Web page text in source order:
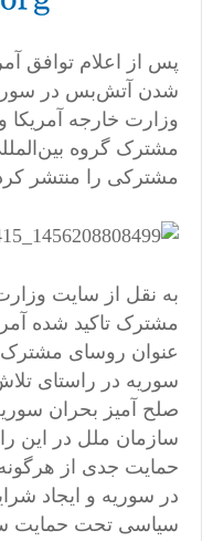
پس از اعلام توافق
وزارت خارجه آمریکا
مشترک گروه
مشترکی را منتشر
به نقل از سایت وزارت
مشترک تاکید شده
عنوان روسای مشترک
سوریه در راستای
صلح آمیز بحران
سازمان ملل در این
حمایت جدی از
در سوریه و ایجاد
سیاسی تحت حمایت